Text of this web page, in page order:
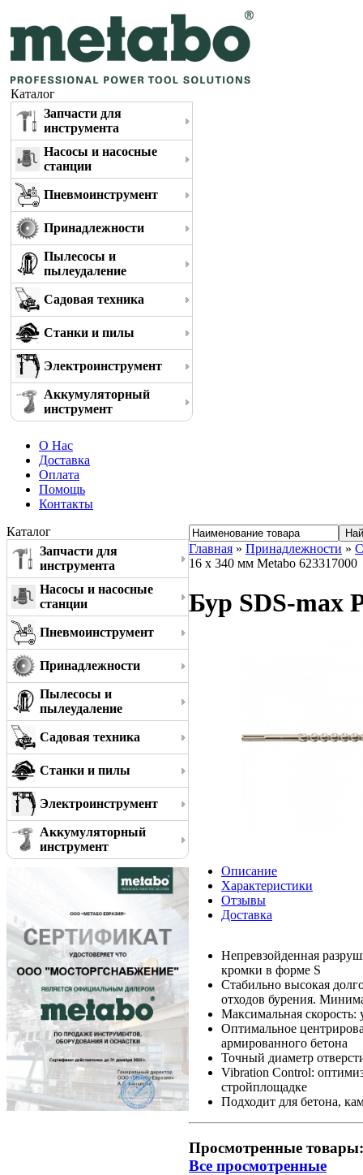
Каталог
Запчасти для
инструмента
Насосы и насосные
станции
Пневмоинструмент
Принадлежности
Пылесосы и
пылеудаление
Садовая техника
Станки и пилы
Электроинструмент
Аккумуляторный
инструмент
О Нас
Доставка
Оплата
Помощь
Контакты
Каталог
Запчасти для
инструмента
Насосы и насосные
станции
Пневмоинструмент
Принадлежности
Пылесосы и
пылеудаление
Садовая техника
Станки и пилы
Электроинструмент
Аккумуляторный
инструмент
Главная » Принадлежности »
16 x 340 мм Metabo 623317000
Бур SDS-max
Описание
Характеристики
Отзывы
Доставка
Непревзойденная
кромки в форме S
Стабильно высокая
отходов бурения.
Максимальная
Оптимальное
армированного бетона
Точный диаметр
Vibration Control:
стройплощадке
Подходит для бетона,
Просмотренные товары:
Все просмотренные